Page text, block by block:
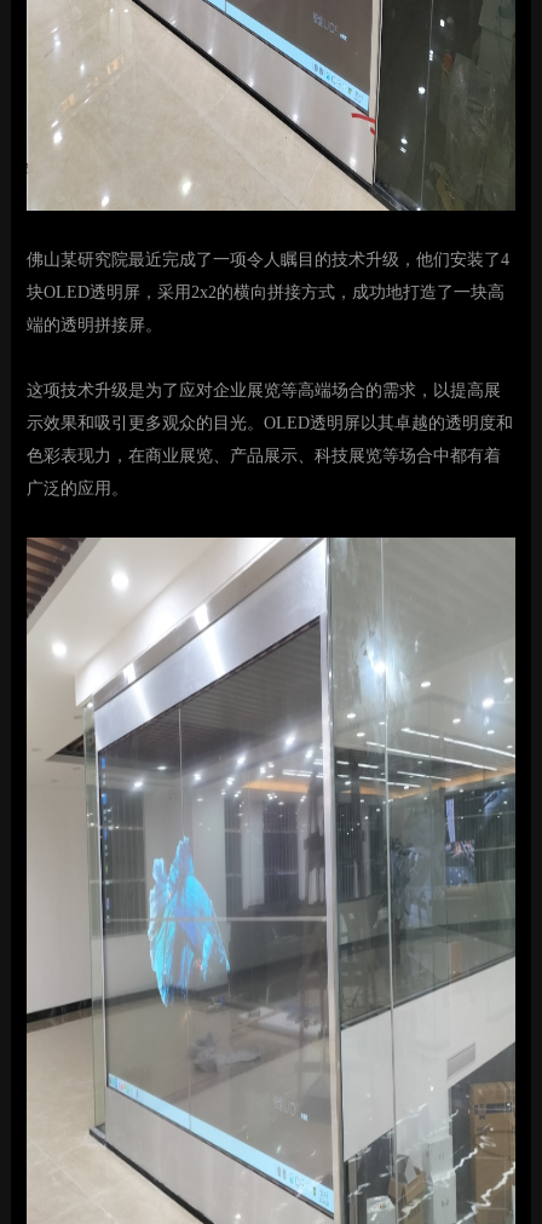
佛山某研究院最近完成了一项令人瞩目的技术升级，他们安装了4
块OLED透明屏，采用2x2的横向拼接方式，成功地打造了一块高
端的透明拼接屏。
这项技术升级是为了应对企业展览等高端场合的需求，以提高展
示效果和吸引更多观众的目光。 OLED透明屏以其卓越的透明度和
色彩表现力，在商业展览、产品展示、科技展览等场合中都有着
广泛的应用。